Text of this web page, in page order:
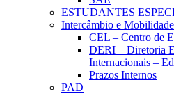
ESTUDANTES
Intercâmbio e
CEL – Centro de
DERI – Diretoria
Internacionais –
Prazos Internos
PAD